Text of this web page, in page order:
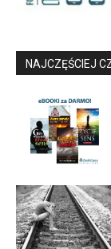
NAJCZĘŚCIEJ